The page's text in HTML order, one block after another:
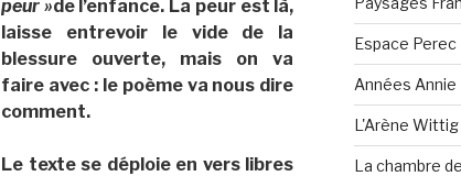
peur »de l’enfance. La peur est là,
laisse entrevoir le vide de la
blessure ouverte, mais on va
faire avec : le poème va nous dire
comment.
Le texte se déploie en vers libres
Espace Perec
Années Annie
L'Arène Wittig
La chambre